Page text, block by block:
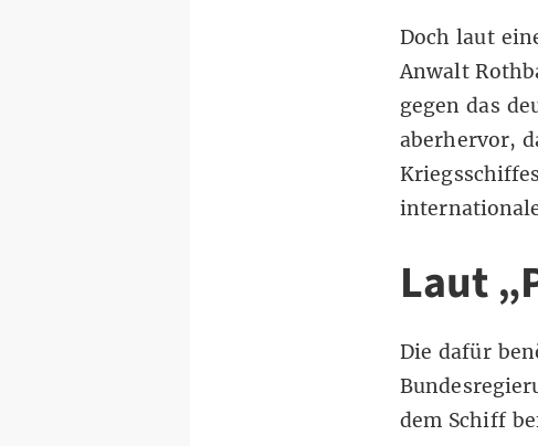
Doch laut
Anwalt
gegen das
aberhervor,
Laut
Die dafür
dem Schiff